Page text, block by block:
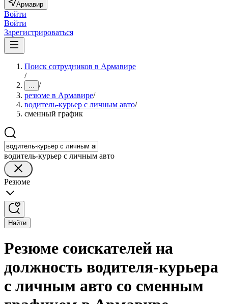
Армавир
Войти
Войти
Зарегистрироваться
Поиск сотрудников в Армавире
/
... /
резюме в Армавире/
водитель-курьер с личным авто/
сменный график
водитель-курьер с личным авто
Резюме
Найти
Резюме соискателей на
должность водителя-курьера
с личным авто со сменным